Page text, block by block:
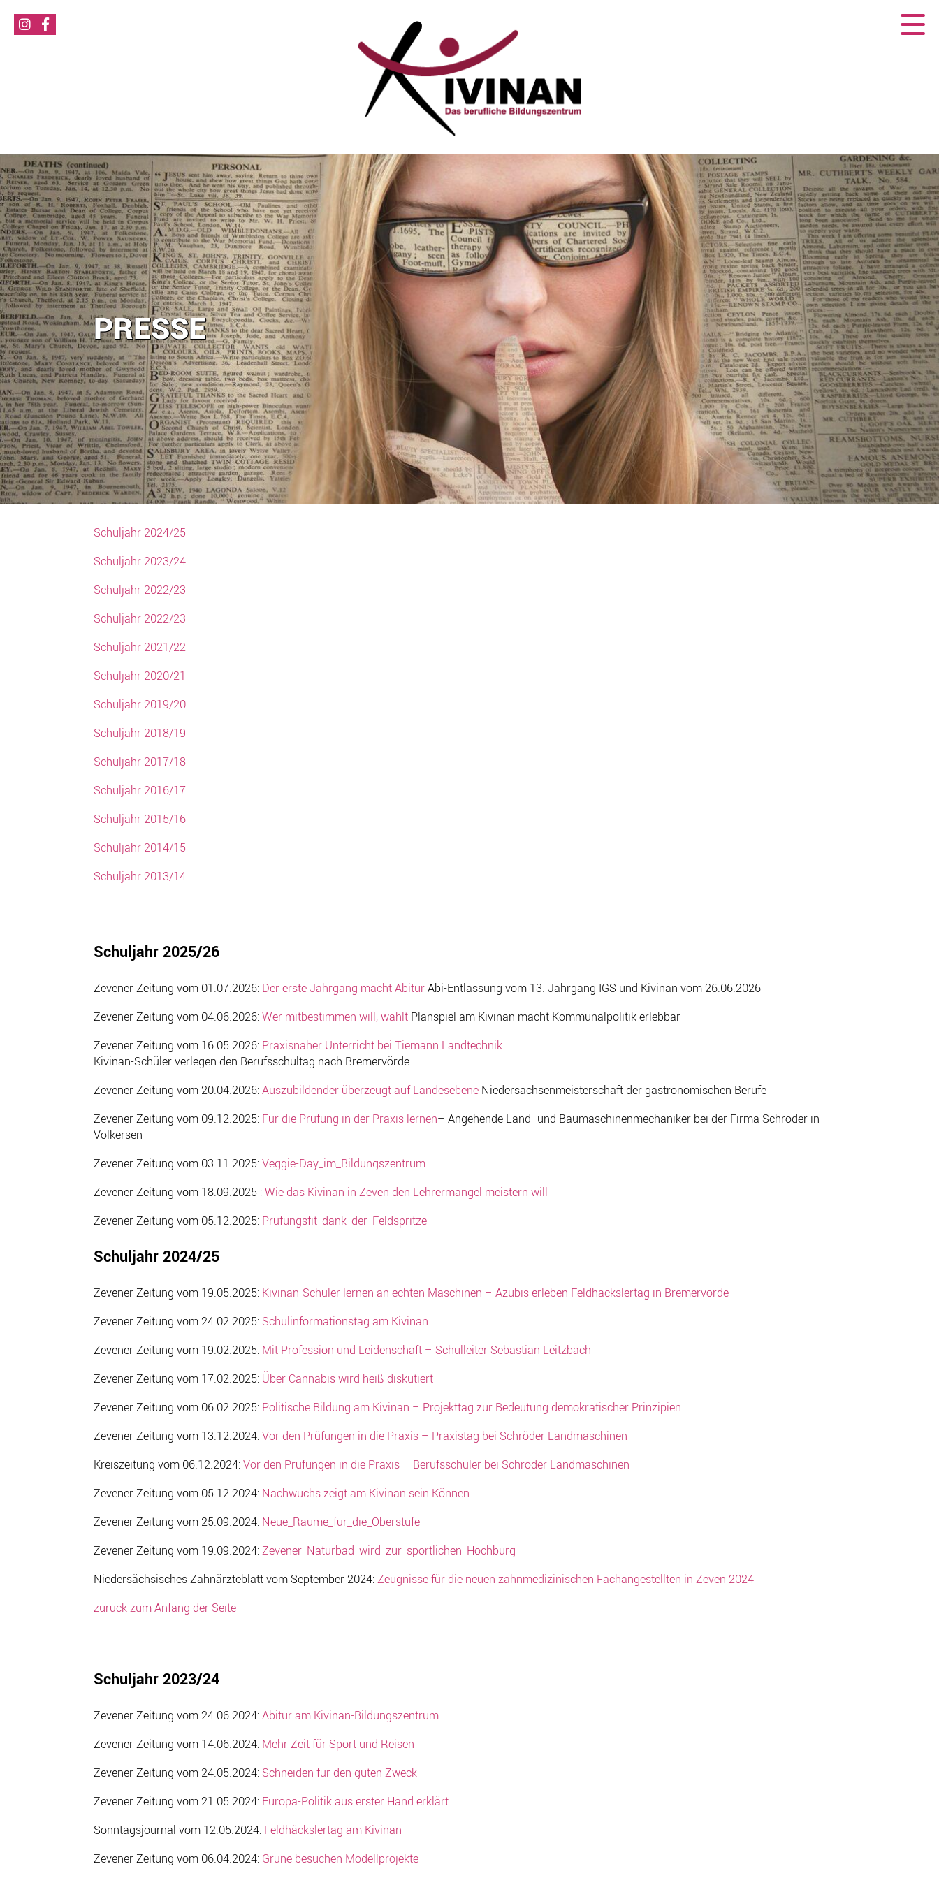
PRESSE
Schuljahr 2024/25
Schuljahr 2023/24
Schuljahr 2022/23
Schuljahr 2022/23
Schuljahr 2021/22
Schuljahr 2020/21
Schuljahr 2019/20
Schuljahr 2018/19
Schuljahr 2017/18
Schuljahr 2016/17
Schuljahr 2015/16
Schuljahr 2014/15
Schuljahr 2013/14
Schuljahr 2025/26
Zevener Zeitung vom 01.07.2026: Der erste Jahrgang macht AbiturAbi-Entlassung vom 13. Jahrgang IGS und Kivinan vom 26.06.2026
Zevener Zeitung vom 04.06.2026:Wer mitbestimmen will, wählt Planspiel am Kivinan macht Kommunalpolitik erlebbar
Zevener Zeitung vom 16.05.2026: Praxisnaher Unterricht bei Tiemann Landtechnik
Kivinan-Schüler verlegen den Berufsschultag nach Bremervörde
Zevener Zeitung vom 20.04.2026:Auszubildender überzeugt auf Landesebene Niedersachsenmeisterschaft der gastronomischen Berufe
Zevener Zeitung vom 09.12.2025: Für die Prüfung in der Praxis lernen– Angehende Land- und Baumaschinenmechaniker bei der Firma Schröder in
Völkersen
Zevener Zeitung vom 03.11.2025:Veggie-Day_im_Bildungszentrum
Zevener Zeitung vom 18.09.2025 :Wie das Kivinan in Zeven den Lehrermangel meistern will
Zevener Zeitung vom 05.12.2025: Prüfungsfit_dank_der_Feldspritze
Schuljahr 2024/25
Zevener Zeitung vom 19.05.2025: Kivinan-Schüler lernen an echten Maschinen – Azubis erleben Feldhäckslertag in Bremervörde
Zevener Zeitung vom 24.02.2025: Schulinformationstag am Kivinan
Zevener Zeitung vom 19.02.2025: Mit Profession und Leidenschaft – Schulleiter Sebastian Leitzbach
Zevener Zeitung vom 17.02.2025: Über Cannabis wird heiß diskutiert
Zevener Zeitung vom 06.02.2025: Politische Bildung am Kivinan – Projekttag zur Bedeutung demokratischer Prinzipien
Zevener Zeitung vom 13.12.2024:Vor den Prüfungen in die Praxis – Praxistag bei Schröder Landmaschinen
Kreiszeitung vom 06.12.2024:Vor den Prüfungen in die Praxis – Berufsschüler bei Schröder Landmaschinen
Zevener Zeitung vom 05.12.2024: Nachwuchs zeigt am Kivinan sein Können
Zevener Zeitung vom 25.09.2024: Neue_Räume_für_die_Oberstufe
Zevener Zeitung vom 19.09.2024:Zevener_Naturbad_wird_zur_sportlichen_Hochburg
Niedersächsisches Zahnärzteblatt vom September 2024:Zeugnisse für die neuen zahnmedizinischen Fachangestellten in Zeven 2024
zurück zum Anfang der Seite
Schuljahr 2023/24
Zevener Zeitung vom 24.06.2024:Abitur am Kivinan-Bildungszentrum
Zevener Zeitung vom 14.06.2024: Mehr Zeit für Sport und Reisen
Zevener Zeitung vom 24.05.2024: Schneiden für den guten Zweck
Zevener Zeitung vom 21.05.2024: Europa-Politik aus erster Hand erklärt
Sonntagsjournal vom 12.05.2024: Feldhäckslertag am Kivinan
Zevener Zeitung vom 06.04.2024: Grüne besuchen Modellprojekte